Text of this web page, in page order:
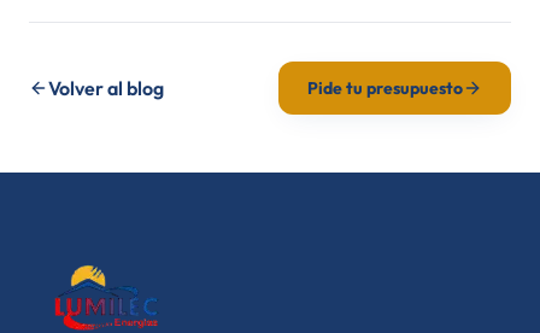
Volver al blog Pide tu presupuesto